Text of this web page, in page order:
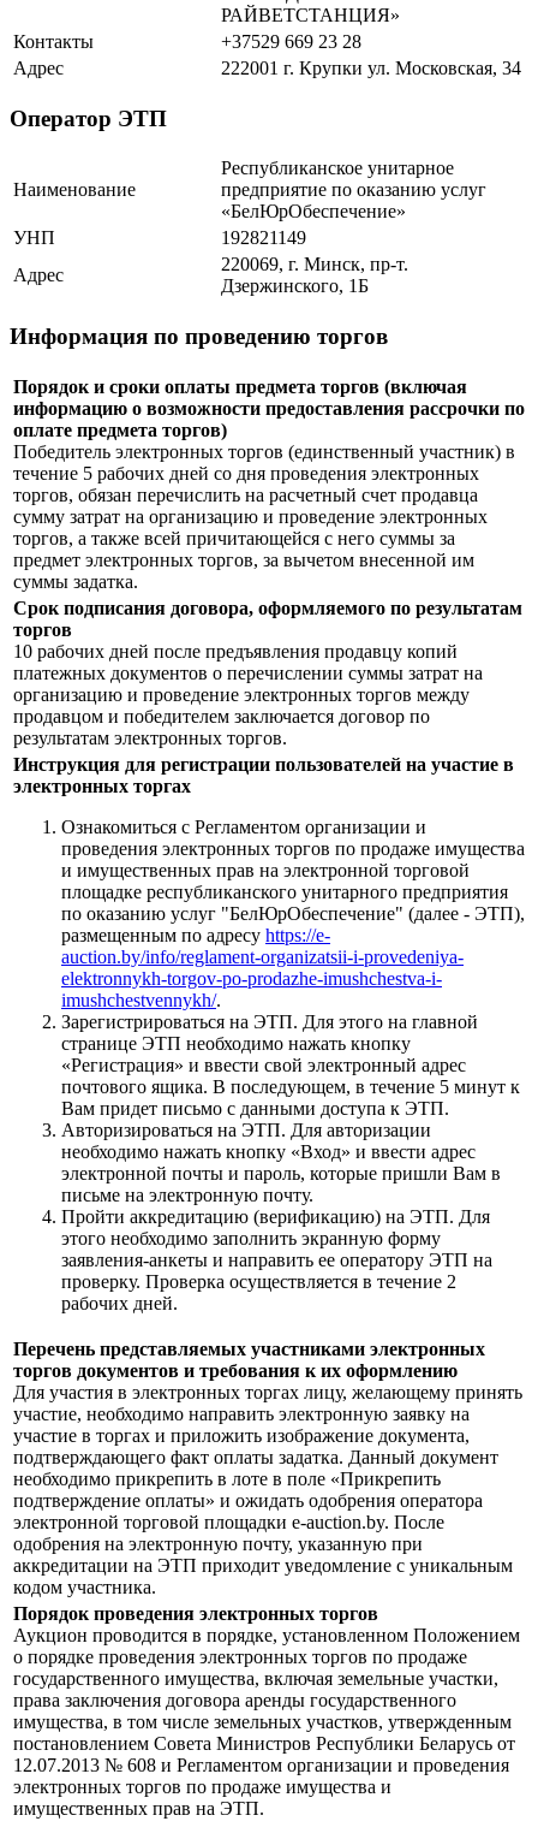
РАЙВЕТСТАНЦИЯ»
Контакты
+37529 669 23 28
Адрес
222001 г. Крупки ул. Московская, 34
Оператор ЭТП
Наименование
Республиканское унитарное
предприятие по оказанию услуг
«БелЮрОбеспечение»
УНП
192821149
Адрес
220069, г. Минск, пр-т.
Дзержинского, 1Б
Информация по проведению торгов
Порядок и сроки оплаты предмета торгов (включая
информацию о возможности предоставления рассрочки по
оплате предмета торгов)
Победитель электронных торгов (единственный участник) в
течение 5 рабочих дней со дня проведения электронных
торгов, обязан перечислить на расчетный счет продавца
сумму затрат на организацию и проведение электронных
торгов, а также всей причитающейся с него суммы за
предмет электронных торгов, за вычетом внесенной им
суммы задатка.
Срок подписания договора, оформляемого по результатам
торгов
10 рабочих дней после предъявления продавцу копий
платежных документов о перечислении суммы затрат на
организацию и проведение электронных торгов между
продавцом и победителем заключается договор по
результатам электронных торгов.
Инструкция для регистрации пользователей на участие в
электронных торгах
Ознакомиться с Регламентом организации и
проведения электронных торгов по продаже имущества
и имущественных прав на электронной торговой
площадке республиканского унитарного предприятия
по оказанию услуг "БелЮрОбеспечение" (далее - ЭТП),
размещенным по адресу https://e-
auction.by/info/reglament-organizatsii-i-provedeniya-
elektronnykh-torgov-po-prodazhe-imushchestva-i-
imushchestvennykh/.
Зарегистрироваться на ЭТП. Для этого на главной
странице ЭТП необходимо нажать кнопку
«Регистрация» и ввести свой электронный адрес
почтового ящика. В последующем, в течение 5 минут к
Вам придет письмо с данными доступа к ЭТП.
Авторизироваться на ЭТП. Для авторизации
необходимо нажать кнопку «Вход» и ввести адрес
электронной почты и пароль, которые пришли Вам в
письме на электронную почту.
Пройти аккредитацию (верификацию) на ЭТП. Для
этого необходимо заполнить экранную форму
заявления-анкеты и направить ее оператору ЭТП на
проверку. Проверка осуществляется в течение 2
рабочих дней.
Перечень представляемых участниками электронных
торгов документов и требования к их оформлению
Для участия в электронных торгах лицу, желающему принять
участие, необходимо направить электронную заявку на
участие в торгах и приложить изображение документа,
подтверждающего факт оплаты задатка. Данный документ
необходимо прикрепить в лоте в поле «Прикрепить
подтверждение оплаты» и ожидать одобрения оператора
электронной торговой площадки e-auction.by. После
одобрения на электронную почту, указанную при
аккредитации на ЭТП приходит уведомление с уникальным
кодом участника.
Порядок проведения электронных торгов
Аукцион проводится в порядке, установленном Положением
о порядке проведения электронных торгов по продаже
государственного имущества, включая земельные участки,
права заключения договора аренды государственного
имущества, в том числе земельных участков, утвержденным
постановлением Совета Министров Республики Беларусь от
12.07.2013 № 608 и Регламентом организации и проведения
электронных торгов по продаже имущества и
имущественных прав на ЭТП.